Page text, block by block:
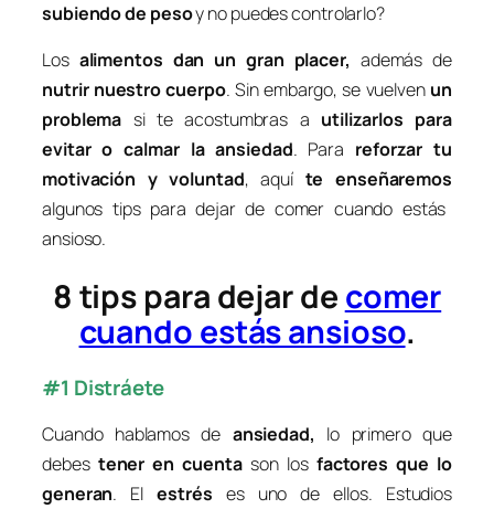
subiendo de pesoy no puedes controlarlo?
Los alimentos dan un gran placer, además de
nutrir nuestro cuerpo. Sin embargo, se vuelven un
problema si te acostumbras a utilizarlos para
evitar o calmar la ansiedad. Para reforzar tu
motivación y voluntad, aquí te enseñaremos
algunos tips para dejar de comer cuando estás
ansioso.
8 tips para dejar de comer
cuando estás ansioso.
#1 Distráete
Cuando hablamos de ansiedad, lo primero que
debes tener en cuentason los factores que lo
generan. Elestrés es uno de ellos. Estudios